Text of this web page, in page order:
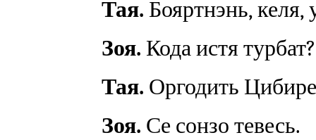
Тая. Бояртнэнь, келя,
Зоя. Кода истя турбат?
Тая. Оргодить
Зоя. Се сонзо тевесь.